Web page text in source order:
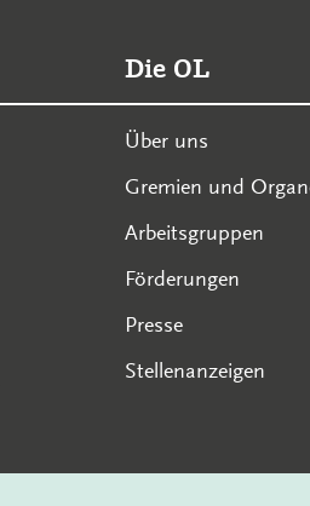
Die OL
Über uns
Gremien und
Arbeitsgruppen
Förderungen
Presse
Stellenanzeigen